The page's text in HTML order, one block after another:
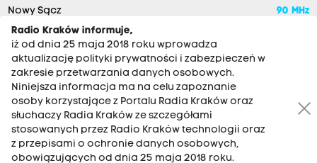
Nowy Sącz 90 MHz
RADIO KRAKÓW SA. Aleja Juliusza Słowackiego 22, 30-007
Kraków
Radio Kraków informuje,
iż od dnia 25 maja 2018 roku wprowadza
aktualizację polityki prywatności i zabezpieczeń w
zakresie przetwarzania danych osobowych.
Niniejsza informacja ma na celu zapoznanie
osoby korzystające z Portalu Radia Kraków oraz
słuchaczy Radia Kraków ze szczegółami
stosowanych przez Radio Kraków technologii oraz
z przepisami o ochronie danych osobowych,
obowiązujących od dnia 25 maja 2018 roku.